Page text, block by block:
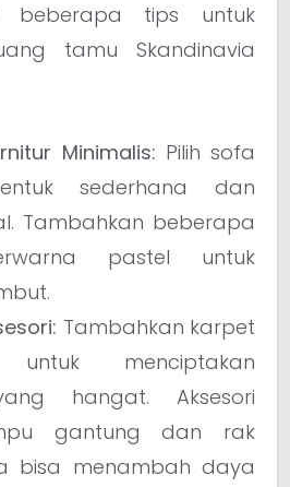
beberapa tips untuk
tamu Skandinavia
Minimalis: Pilih sofa
sederhana dan
Tambahkan beberapa
pastel untuk
Tambahkan karpet
untuk menciptakan
hangat. Aksesori
gantung dan rak
bisa menambah daya